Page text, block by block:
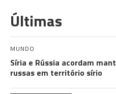
Últimas
MUNDO
Síria e Rússia acordam
russas em território sírio